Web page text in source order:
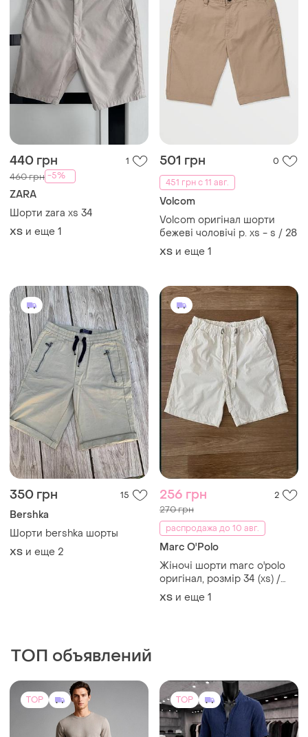
440 грн 1
460 грн -5%
ZARA
Шорти zara xs 34
XS и еще 1
501 грн
0
451 грн с 11 авг.
Volcom
Volcom оригінал шорти
бежеві чоловічі р. xs - s / 28
XS и еще 1
350 грн 15
Bershka
Шорти bershka шорты
XS и еще 2
256 грн 2
270 грн
распродажа до 10 авг.
Marc O'Polo
Жіночі шорти marc o'polo
оригінал, розмір 34 (xs) /
шорти марк о поло 2
XS и еще 1
ТОП объявлений
TOP TOP